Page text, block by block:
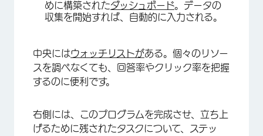
めに構築されたダッシュボード。データの
収集を開始すれば、自動的に入力される。
中央にはウォッチリストがある。個々のリソー
スを調べなくても、回答率やクリック率を把握
するのに便利です。
右側には、このプログラムを完成させ、立ち上
げるために残されたタスクについて、ステッ